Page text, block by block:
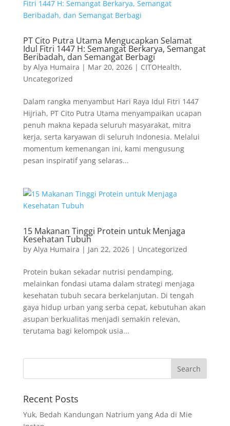
PT Cito Putra Utama Mengucapkan Selamat
Idul Fitri 1447 H: Semangat Berkarya, Semangat
Beribadah, dan Semangat Berbagi
by Alya Humaira | Mar 20, 2026| CITOHealth,
Uncategorized
Dalam rangka menyambut Hari Raya Idul Fitri 1447
Hijriah, PT Cito Putra Utama menyampaikan ucapan
penuh makna kepada seluruh masyarakat, mitra
kerja, serta karyawan di seluruh Indonesia. Melalui
momentum kemenangan ini, kami mengusung
pesan inspiratif yang selaras...
15 Makanan Tinggi Protein untuk Menjaga
Kesehatan Tubuh
by Alya Humaira | Jan 22, 2026| Uncategorized
Protein bukan sekadar nutrisi pendamping,
melainkan fondasi utama dalam strategi menjaga
kesehatan tubuh secara berkelanjutan. Di tengah
gaya hidup urban yang serba cepat, kebutuhan akan
asupan berkualitas menjadi semakin relevan,
terutama bagi kelompok usia...
Recent Posts
Yuk, Bedah Kandungan Natrium yang Ada di Mie